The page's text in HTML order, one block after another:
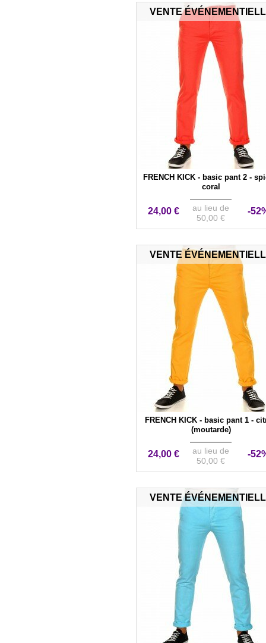
VENTE
FRENCH KICK - basic pant 2 -
coral
24,00 €
au lieu de
50,00 €
-
VENTE
FRENCH KICK - basic pant 1 -
(moutarde)
24,00 €
au lieu de
50,00 €
-
VENTE